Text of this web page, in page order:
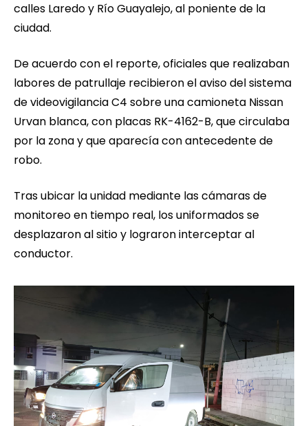
calles Laredo y Río Guayalejo, al poniente de la
ciudad.
De acuerdo con el reporte, oficiales que realizaban
labores de patrullaje recibieron el aviso del sistema
de videovigilancia C4 sobre una camioneta Nissan
Urvan blanca, con placas RK-4162-B, que circulaba
por la zona y que aparecía con antecedente de
robo.
Tras ubicar la unidad mediante las cámaras de
monitoreo en tiempo real, los uniformados se
desplazaron al sitio y lograron interceptar al
conductor.